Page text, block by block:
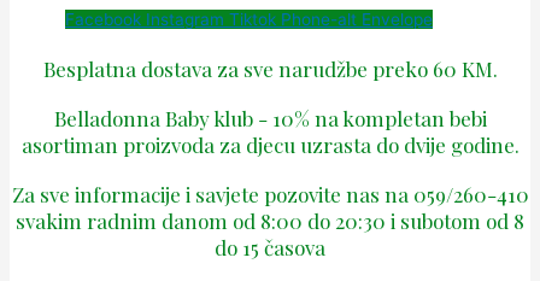
Facebook Instagram Tiktok Phone-alt Envelope
Besplatna dostava za sve narudžbe preko 60 KM.
Belladonna Baby klub - 10% na kompletan bebi
asortiman proizvoda za djecu uzrasta do dvije godine.
Za sve informacije i savjete pozovite nas na 059/260-410
svakim radnim danom od 8:00 do 20:30 i subotom od 8
do 15 časova